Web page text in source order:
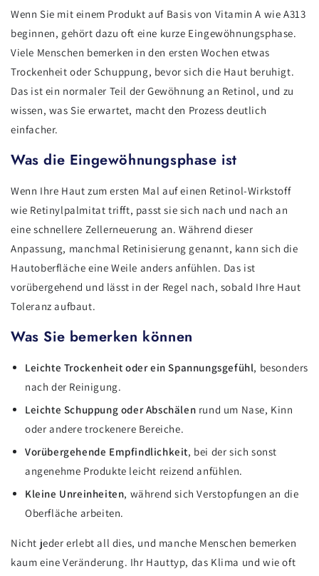
Wenn Sie mit einem Produkt auf Basis von Vitamin A wie A313
beginnen, gehört dazu oft eine kurze Eingewöhnungsphase.
Viele Menschen bemerken in den ersten Wochen etwas
Trockenheit oder Schuppung, bevor sich die Haut beruhigt.
Das ist ein normaler Teil der Gewöhnung an Retinol, und zu
wissen, was Sie erwartet, macht den Prozess deutlich
einfacher.
Was die Eingewöhnungsphase ist
Wenn Ihre Haut zum ersten Mal auf einen Retinol-Wirkstoff
wie Retinylpalmitat trifft, passt sie sich nach und nach an
eine schnellere Zellerneuerung an. Während dieser
Anpassung, manchmal Retinisierung genannt, kann sich die
Hautoberfläche eine Weile anders anfühlen. Das ist
vorübergehend und lässt in der Regel nach, sobald Ihre Haut
Toleranz aufbaut.
Was Sie bemerken können
Leichte Trockenheit oder ein Spannungsgefühl, besonders
nach der Reinigung.
Leichte Schuppung oder Abschälen rund um Nase, Kinn
oder andere trockenere Bereiche.
Vorübergehende Empfindlichkeit, bei der sich sonst
angenehme Produkte leicht reizend anfühlen.
Kleine Unreinheiten, während sich Verstopfungen an die
Oberfläche arbeiten.
Nicht jeder erlebt all dies, und manche Menschen bemerken
kaum eine Veränderung. Ihr Hauttyp, das Klima und wie oft